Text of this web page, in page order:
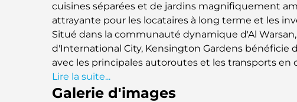
cuisines séparées et de jardins magnifiquement
attrayante pour les locataires à long terme et les
Situé dans la communauté dynamique d'Al
d'International City, Kensington Gardens bénéficie
avec les principales autoroutes et les transports en
Lire la suite...
Galerie d'images